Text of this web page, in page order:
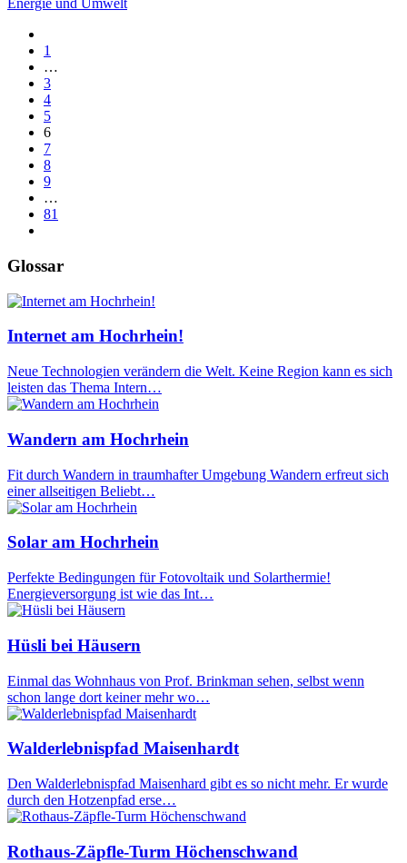
Energie und Umwelt
1
…
3
4
5
6
7
8
9
…
81
Glossar
Internet am Hochrhein!
Neue Technologien verändern die Welt. Keine Region kann es sich
leisten das Thema Intern…
Wandern am Hochrhein
Fit durch Wandern in traumhafter Umgebung Wandern erfreut sich
einer allseitigen Beliebt…
Solar am Hochrhein
Perfekte Bedingungen für Fotovoltaik und Solarthermie!
Energieversorgung ist wie das Int…
Hüsli bei Häusern
Einmal das Wohnhaus von Prof. Brinkman sehen, selbst wenn
schon lange dort keiner mehr wo…
Walderlebnispfad Maisenhardt
Den Walderlebnispfad Maisenhard gibt es so nicht mehr. Er wurde
durch den Hotzenpfad erse…
Rothaus-Zäpfle-Turm Höchenschwand